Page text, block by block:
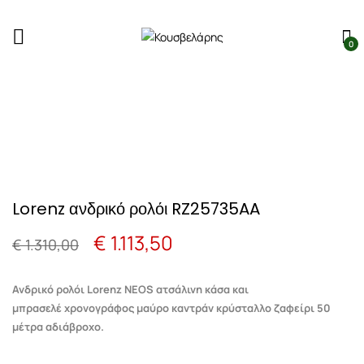
0
Lorenz ανδρικό ρολόι RZ25735AA
€1.310,00
Original
was:
€ 1.310,00.
€ 1.113,50
τιμή
Ανδρικό ρολόι Lorenz NEOS ατσάλινη κάσα και
μπρασελέ χρονογράφος μαύρο καντράν κρύσταλλο ζαφείρι 50
μέτρα αδιάβροχο.